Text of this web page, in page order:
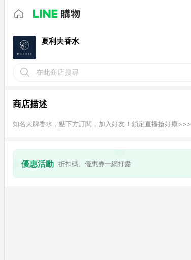
夏利夫香水
在此商店搜尋
商店描述
知名大牌香水，點下方訂閱，加入好友！鎖定直播搶好康>>>
優惠活動 折扣碼、優惠券一網打盡